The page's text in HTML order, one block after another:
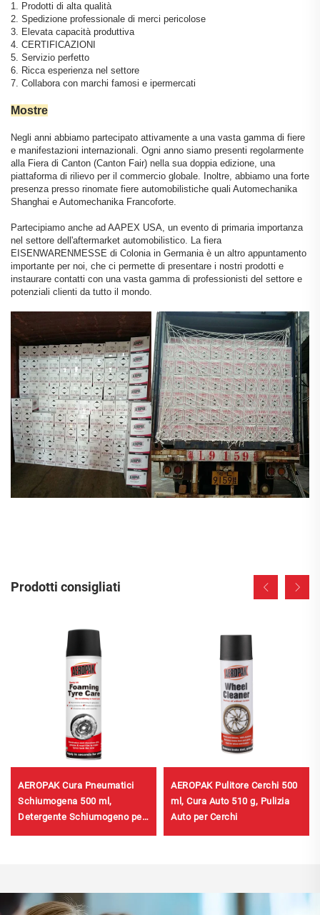
1. Prodotti di alta qualità
2. Spedizione professionale di merci pericolose
3. Elevata capacità produttiva
4. CERTIFICAZIONI
5. Servizio perfetto
6. Ricca esperienza nel settore
7. Collabora con marchi famosi e ipermercati
Mostre
Negli anni abbiamo partecipato attivamente a una vasta gamma di fiere
e manifestazioni internazionali. Ogni anno siamo presenti regolarmente
alla Fiera di Canton (Canton Fair) nella sua doppia edizione, una
piattaforma di rilievo per il commercio globale. Inoltre, abbiamo una forte
presenza presso rinomate fiere automobilistiche quali Automechanika
Shanghai e Automechanika Francoforte.
Partecipiamo anche ad AAPEX USA, un evento di primaria importanza
nel settore dell'aftermarket automobilistico. La fiera
EISENWARENMESSE di Colonia in Germania è un altro appuntamento
importante per noi, che ci permette di presentare i nostri prodotti e
instaurare contatti con una vasta gamma di professionisti del settore e
potenziali clienti da tutto il mondo.
Prodotti consigliati
AEROPAK Cura Pneumatici
Schiumogena 500 ml,
Detergente Schiumogeno per
AEROPAK Pulitore Cerchi 500
ml, Cura Auto 510 g, Pulizia
Auto per Cerchi